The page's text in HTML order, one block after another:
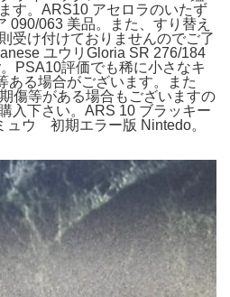
す。ARS10 アセロラのいたず
090/063 美品。また、すり替え
受け付けておりませんのでご了
ユウリGloria SR 276/184
PSA10評価でも稀に小さなキ
ある場合がございます。また
傷等がある場合もございますの
入下さい。ARS 10 ブラッキー
ウ 初期エラー版 Nintedo。